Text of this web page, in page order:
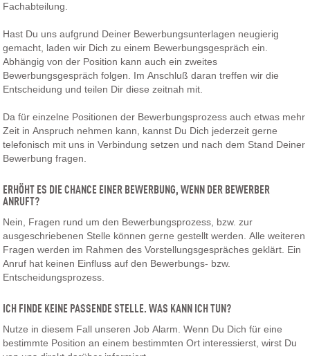
Fachabteilung.
Hast Du uns aufgrund Deiner Bewerbungsunterlagen neugierig
gemacht, laden wir Dich zu einem Bewerbungsgespräch ein.
Abhängig von der Position kann auch ein zweites
Bewerbungsgespräch folgen. Im Anschluß daran treffen wir die
Entscheidung und teilen Dir diese zeitnah mit.
Da für einzelne Positionen der Bewerbungsprozess auch etwas mehr
Zeit in Anspruch nehmen kann, kannst Du Dich jederzeit gerne
telefonisch mit uns in Verbindung setzen und nach dem Stand Deiner
Bewerbung fragen.
ERHÖHT ES DIE CHANCE EINER BEWERBUNG, WENN DER BEWERBER
ANRUFT?
Nein, Fragen rund um den Bewerbungsprozess, bzw. zur
ausgeschriebenen Stelle können gerne gestellt werden. Alle weiteren
Fragen werden im Rahmen des Vorstellungsgespräches geklärt. Ein
Anruf hat keinen Einfluss auf den Bewerbungs- bzw.
Entscheidungsprozess.
ICH FINDE KEINE PASSENDE STELLE. WAS KANN ICH TUN?
Nutze in diesem Fall unseren Job Alarm. Wenn Du Dich für eine
bestimmte Position an einem bestimmten Ort interessierst, wirst Du